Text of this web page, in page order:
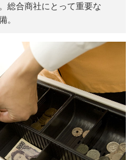
総合商社にとって重要な
。